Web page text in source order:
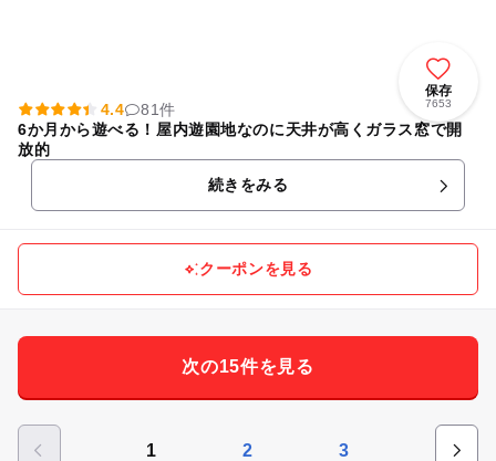
保存
7653
4.4
81件
6か月から遊べる！屋内遊園地なのに天井が高くガラス窓で開
放的
続きをみる
クーポンを見る
次の15件を見る
1 2 3